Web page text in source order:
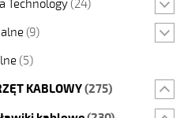
Technology (24)
(9)
(5)
KABLOWY(275)